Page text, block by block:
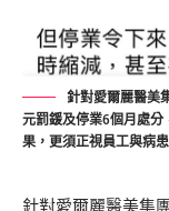
針對愛爾麗醫美
元罰鍰及停業6個月處分
果，更須正視員工與病
針對愛爾麗醫美集